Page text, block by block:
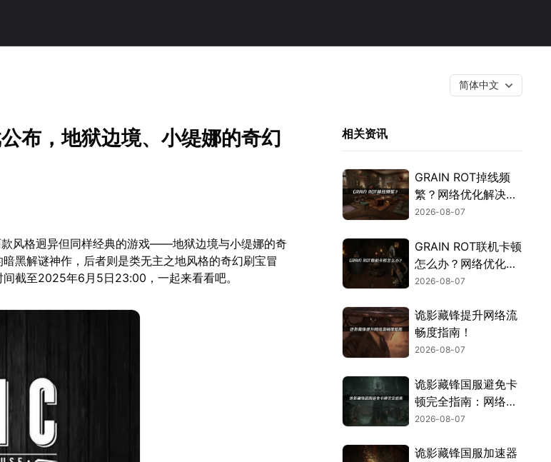
简体中文
布，地狱边境、小缇娜的奇幻
款风格迥异但同样经典的游戏——地狱边境与小缇娜的奇
黑解谜神作，后者则是类无主之地风格的奇幻刷宝冒
截至2025年6月5日23:00，一起来看看吧。
相关资讯
GRAIN ROT掉线频
繁？网络优化解决指
南！
2026-08-07
GRAIN ROT联机卡顿
怎么办？网络优化解
决方案！
2026-08-07
诡影藏锋提升网络流
畅度指南！
2026-08-07
诡影藏锋国服避免卡
顿完全指南：网络优
化与解决技巧！
2026-08-07
诡影藏锋国服加速器